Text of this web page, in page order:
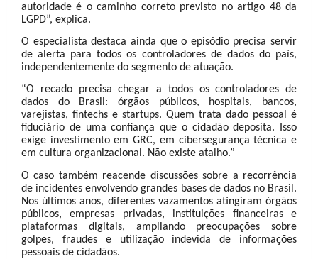
autoridade é o caminho correto previsto no artigo 48 da
LGPD”, explica.
O especialista destaca ainda que o episódio precisa servir
de alerta para todos os controladores de dados do país,
independentemente do segmento de atuação.
“O recado precisa chegar a todos os controladores de
dados do Brasil: órgãos públicos, hospitais, bancos,
varejistas, fintechs e startups. Quem trata dado pessoal é
fiduciário de uma confiança que o cidadão deposita. Isso
exige investimento em GRC, em cibersegurança técnica e
em cultura organizacional. Não existe atalho.”
O caso também reacende discussões sobre a recorrência
de incidentes envolvendo grandes bases de dados no Brasil.
Nos últimos anos, diferentes vazamentos atingiram órgãos
públicos, empresas privadas, instituições financeiras e
plataformas digitais, ampliando preocupações sobre
golpes, fraudes e utilização indevida de informações
pessoais de cidadãos.